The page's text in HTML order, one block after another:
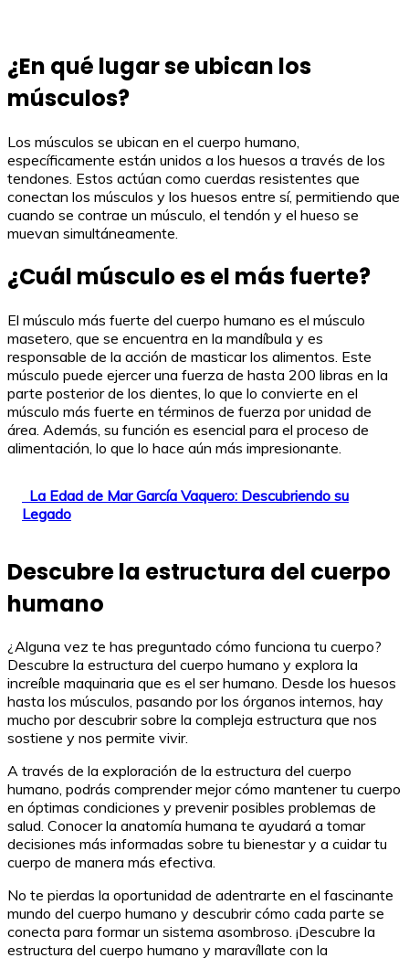
¿En qué lugar se ubican los
músculos?
Los músculos se ubican en el cuerpo humano,
específicamente están unidos a los huesos a través de los
tendones. Estos actúan como cuerdas resistentes que
conectan los músculos y los huesos entre sí, permitiendo que
cuando se contrae un músculo, el tendón y el hueso se
muevan simultáneamente.
¿Cuál músculo es el más fuerte?
El músculo más fuerte del cuerpo humano es el músculo
masetero, que se encuentra en la mandíbula y es
responsable de la acción de masticar los alimentos. Este
músculo puede ejercer una fuerza de hasta 200 libras en la
parte posterior de los dientes, lo que lo convierte en el
músculo más fuerte en términos de fuerza por unidad de
área. Además, su función es esencial para el proceso de
alimentación, lo que lo hace aún más impresionante.
La Edad de Mar García Vaquero: Descubriendo su
Legado
Descubre la estructura del cuerpo
humano
¿Alguna vez te has preguntado cómo funciona tu cuerpo?
Descubre la estructura del cuerpo humano y explora la
increíble maquinaria que es el ser humano. Desde los huesos
hasta los músculos, pasando por los órganos internos, hay
mucho por descubrir sobre la compleja estructura que nos
sostiene y nos permite vivir.
A través de la exploración de la estructura del cuerpo
humano, podrás comprender mejor cómo mantener tu cuerpo
en óptimas condiciones y prevenir posibles problemas de
salud. Conocer la anatomía humana te ayudará a tomar
decisiones más informadas sobre tu bienestar y a cuidar tu
cuerpo de manera más efectiva.
No te pierdas la oportunidad de adentrarte en el fascinante
mundo del cuerpo humano y descubrir cómo cada parte se
conecta para formar un sistema asombroso. ¡Descubre la
estructura del cuerpo humano y maravíllate con la